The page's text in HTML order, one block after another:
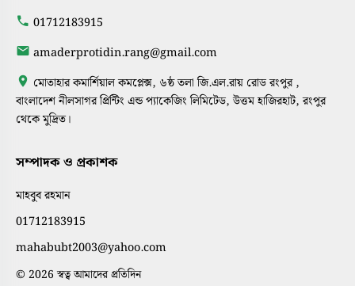
01712183915
amaderprotidin.rang@gmail.com
মোতাহার কমার্শিয়াল কমপ্লেক্স, ৬ষ্ঠ তলা জি.এল.রায় রোড রংপুর ,
বাংলাদেশ নীলসাগর প্রিন্টিং এন্ড প্যাকেজিং লিমিটেড, উত্তম হাজিরহাট, রংপুর
থেকে মুদ্রিত।
সম্পাদক ও প্রকাশক
মাহবুব রহমান
01712183915
mahabubt2003@yahoo.com
© 2026 স্বত্ব আমাদের প্রতিদিন